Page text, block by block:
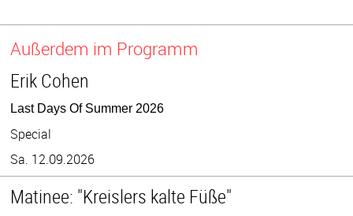
Außerdem im Programm
Erik Cohen
Last Days Of Summer 2026
Special
Sa. 12.09.2026
Matinee: "Kreislers kalte Füße"